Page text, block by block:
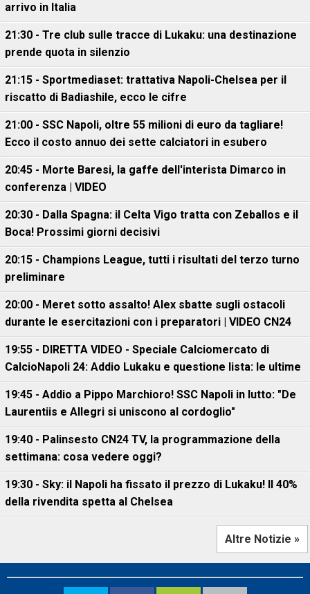
arrivo in Italia
21:30 - Tre club sulle tracce di Lukaku: una destinazione
prende quota in silenzio
21:15 - Sportmediaset: trattativa Napoli-Chelsea per il
riscatto di Badiashile, ecco le cifre
21:00 - SSC Napoli, oltre 55 milioni di euro da tagliare!
Ecco il costo annuo dei sette calciatori in esubero
20:45 - Morte Baresi, la gaffe dell'interista Dimarco in
conferenza | VIDEO
20:30 - Dalla Spagna: il Celta Vigo tratta con Zeballos e il
Boca! Prossimi giorni decisivi
20:15 - Champions League, tutti i risultati del terzo turno
preliminare
20:00 - Meret sotto assalto! Alex sbatte sugli ostacoli
durante le esercitazioni con i preparatori | VIDEO CN24
19:55 - DIRETTA VIDEO - Speciale Calciomercato di
CalcioNapoli 24: Addio Lukaku e questione lista: le ultime
19:45 - Addio a Pippo Marchioro! SSC Napoli in lutto: "De
Laurentiis e Allegri si uniscono al cordoglio"
19:40 - Palinsesto CN24 TV, la programmazione della
settimana: cosa vedere oggi?
19:30 - Sky: il Napoli ha fissato il prezzo di Lukaku! Il 40%
della rivendita spetta al Chelsea
Altre Notizie »